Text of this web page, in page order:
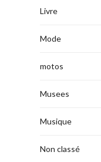
Livre
Mode
motos
Musees
Musique
Non classé